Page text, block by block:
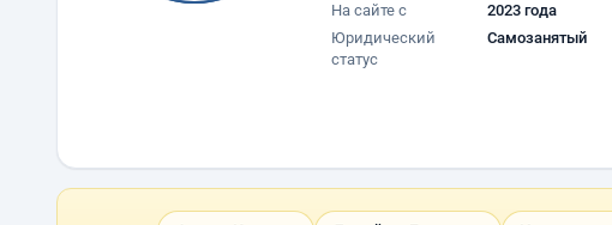
На сайте с
2023 года
Юридический
статус
Самозанятый